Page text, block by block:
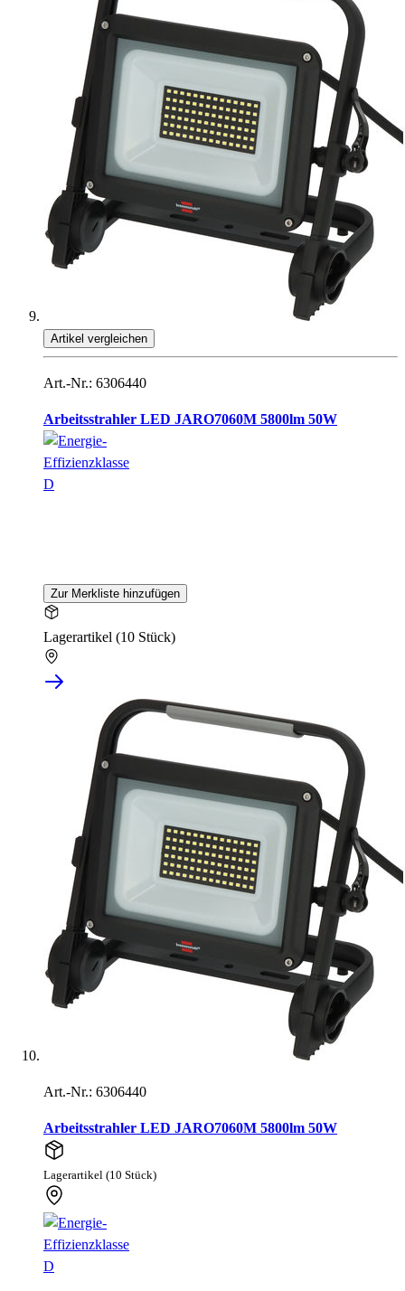
Artikel vergleichen
Art.-Nr.: 6306440
Arbeitsstrahler LED JARO7060M 5800lm 50W
Zur Merkliste hinzufügen
Lagerartikel (10 Stück)
Art.-Nr.: 6306440
Arbeitsstrahler LED JARO7060M 5800lm 50W
Lagerartikel (10 Stück)